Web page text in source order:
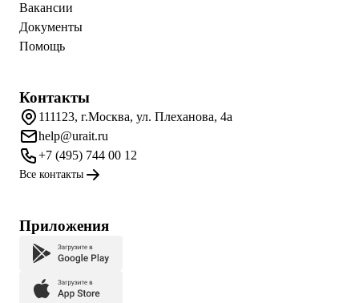
Вакансии
Документы
Помощь
Контакты
111123, г.Москва, ул. Плеханова, 4а
help@urait.ru
+7 (495) 744 00 12
Все контакты
Приложения